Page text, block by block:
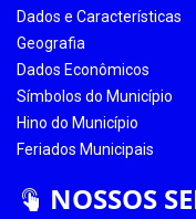
Dados e Características
Geografia
Dados Econômicos
Símbolos do Município
Hino do Município
Feriados Municipais
NOSSOS